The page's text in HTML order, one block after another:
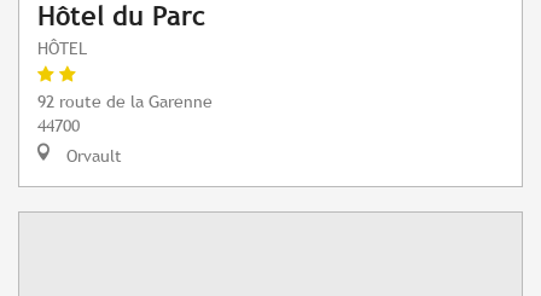
Hôtel du Parc
HÔTEL
92 route de la Garenne
44700
Orvault